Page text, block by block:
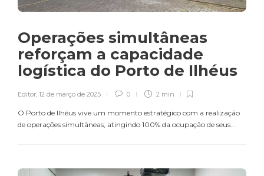
Operações simultâneas
reforçam a capacidade
logística do Porto de Ilhéus
Editor, 12 de março de 2025 0 2 min
O Porto de Ilhéus vive um momento estratégico com a realização
de operações simultâneas, atingindo 100% da ocupação de seus...